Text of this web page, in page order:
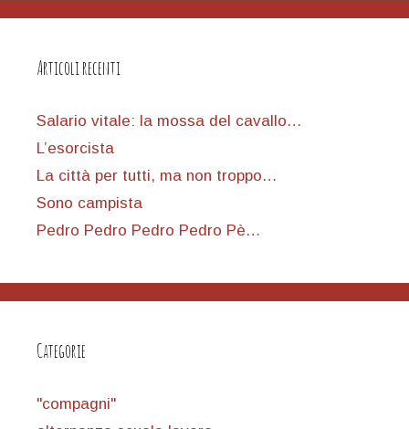
Articoli recenti
Salario vitale: la mossa del cavallo…
L’esorcista
La città per tutti, ma non troppo…
Sono campista
Pedro Pedro Pedro Pedro Pè…
Categorie
"compagni"